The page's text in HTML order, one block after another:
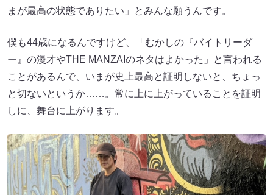
まが最高の状態でありたい」とみんな願うんです。
僕も44歳になるんですけど、「むかしの『バイトリーダ
ー』の漫才やTHE MANZAIのネタはよかった」と言われる
ことがあるんで、いまが史上最高と証明しないと、ちょっ
と切ないというか……。常に上に上がっていることを証明
しに、舞台に上がります。